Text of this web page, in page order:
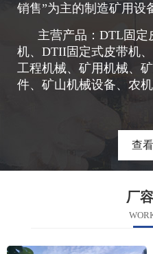
销售”为主的制造矿用设
主营产品：DTL固定
机、DTII固定式皮带机
工程机械、矿用机械、
件、矿山机械设备、农机
查
厂